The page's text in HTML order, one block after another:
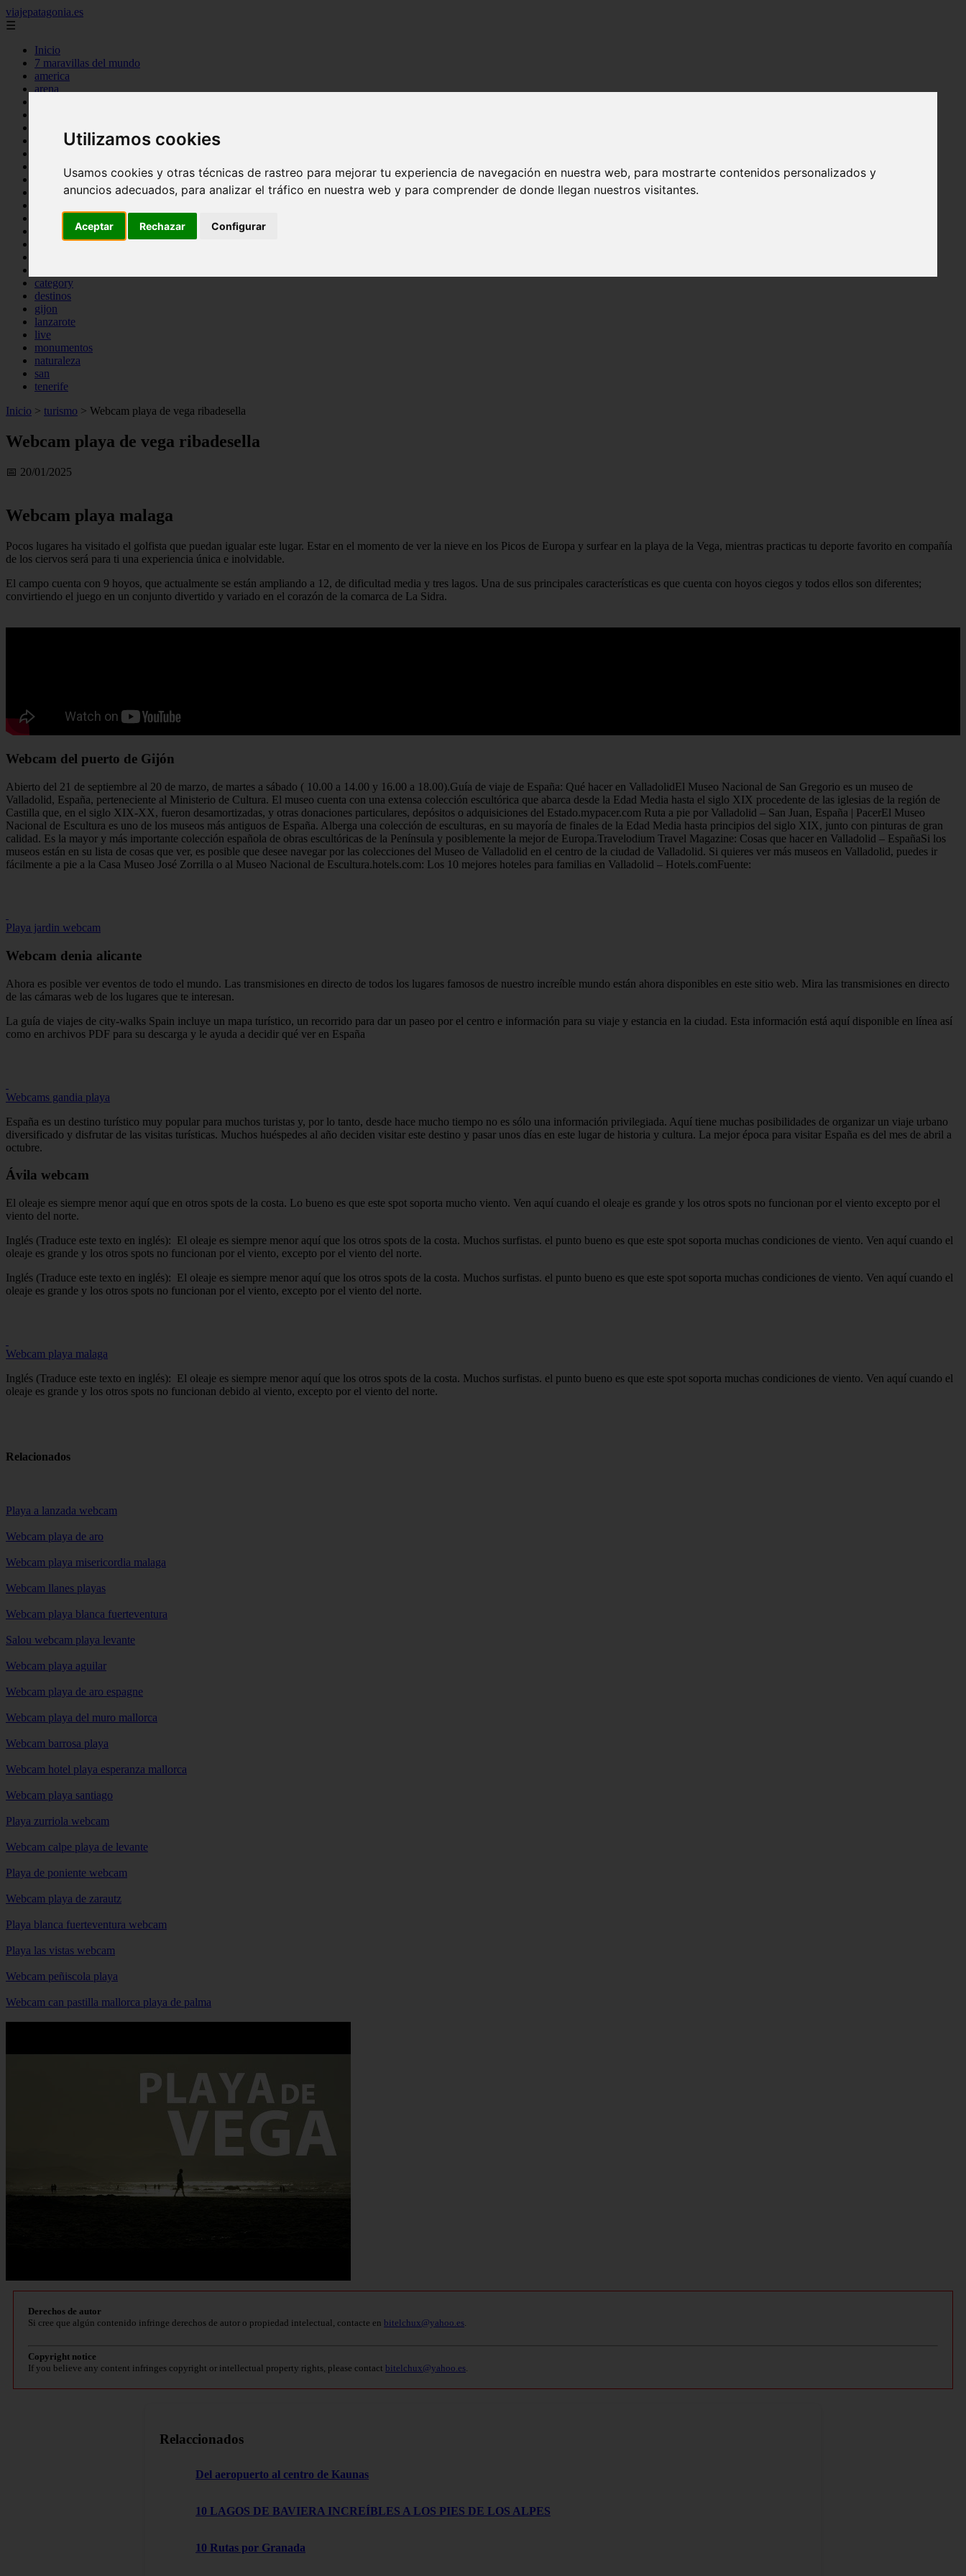
Utilizamos cookies
Usamos cookies y otras técnicas de rastreo para mejorar tu experiencia de navegación en nuestra web, para mostrarte contenidos personalizados y
anuncios adecuados, para analizar el tráfico en nuestra web y para comprender de donde llegan nuestros visitantes.
Aceptar Rechazar Configurar
viajepatagonia.es
☰
Inicio
7 maravillas del mundo
america
arena
c entre rios
c mendoza
c neuquen
c provincias
c santa fe
c tierra de fuego
c tucuman
category
destinos
gijon
lanzarote
live
monumentos
naturaleza
san
tenerife
Inicio > turismo > Webcam playa de vega ribadesella
Webcam playa de vega ribadesella
📅 20/01/2025
Webcam playa malaga
Pocos lugares ha visitado el golfista que puedan igualar este lugar. Estar en el momento de ver la nieve en los Picos de Europa y surfear en la playa de la Vega, mientras practicas tu deporte favorito en compañía
de los ciervos será para ti una experiencia única e inolvidable.
El campo cuenta con 9 hoyos, que actualmente se están ampliando a 12, de dificultad media y tres lagos. Una de sus principales características es que cuenta con hoyos ciegos y todos ellos son diferentes;
convirtiendo el juego en un conjunto divertido y variado en el corazón de la comarca de La Sidra.
Webcam del puerto de Gijón
Abierto del 21 de septiembre al 20 de marzo, de martes a sábado ( 10.00 a 14.00 y 16.00 a 18.00).Guía de viaje de España: Qué hacer en ValladolidEl Museo Nacional de San Gregorio es un museo de
Valladolid, España, perteneciente al Ministerio de Cultura. El museo cuenta con una extensa colección escultórica que abarca desde la Edad Media hasta el siglo XIX procedente de las iglesias de la región de
Castilla que, en el siglo XIX-XX, fueron desamortizadas, y otras donaciones particulares, depósitos o adquisiciones del Estado.mypacer.com Ruta a pie por Valladolid – San Juan, España | PacerEl Museo
Nacional de Escultura es uno de los museos más antiguos de España. Alberga una colección de esculturas, en su mayoría de finales de la Edad Media hasta principios del siglo XIX, junto con pinturas de gran
calidad. Es la mayor y más importante colección española de obras escultóricas de la Península y posiblemente la mejor de Europa.Travelodium Travel Magazine: Cosas que hacer en Valladolid – EspañaSi los
museos están en su lista de cosas que ver, es posible que desee navegar por las colecciones del Museo de Valladolid en el centro de la ciudad de Valladolid. Si quieres ver más museos en Valladolid, puedes ir
fácilmente a pie a la Casa Museo José Zorrilla o al Museo Nacional de Escultura.hotels.com: Los 10 mejores hoteles para familias en Valladolid – Hotels.comFuente:
Playa jardin webcam
Webcam denia alicante
Ahora es posible ver eventos de todo el mundo. Las transmisiones en directo de todos los lugares famosos de nuestro increíble mundo están ahora disponibles en este sitio web. Mira las transmisiones en directo
de las cámaras web de los lugares que te interesan.
La guía de viajes de city-walks Spain incluye un mapa turístico, un recorrido para dar un paseo por el centro e información para su viaje y estancia en la ciudad. Esta información está aquí disponible en línea así
como en archivos PDF para su descarga y le ayuda a decidir qué ver en España
Webcams gandia playa
España es un destino turístico muy popular para muchos turistas y, por lo tanto, desde hace mucho tiempo no es sólo una información privilegiada. Aquí tiene muchas posibilidades de organizar un viaje urbano
diversificado y disfrutar de las visitas turísticas. Muchos huéspedes al año deciden visitar este destino y pasar unos días en este lugar de historia y cultura. La mejor época para visitar España es del mes de abril a
octubre.
Ávila webcam
El oleaje es siempre menor aquí que en otros spots de la costa. Lo bueno es que este spot soporta mucho viento. Ven aquí cuando el oleaje es grande y los otros spots no funcionan por el viento excepto por el
viento del norte.
Inglés (Traduce este texto en inglés): El oleaje es siempre menor aquí que los otros spots de la costa. Muchos surfistas. el punto bueno es que este spot soporta muchas condiciones de viento. Ven aquí cuando el
oleaje es grande y los otros spots no funcionan por el viento, excepto por el viento del norte.
Inglés (Traduce este texto en inglés): El oleaje es siempre menor aquí que los otros spots de la costa. Muchos surfistas. el punto bueno es que este spot soporta muchas condiciones de viento. Ven aquí cuando el
oleaje es grande y los otros spots no funcionan por el viento, excepto por el viento del norte.
Webcam playa malaga
Inglés (Traduce este texto en inglés): El oleaje es siempre menor aquí que los otros spots de la costa. Muchos surfistas. el punto bueno es que este spot soporta muchas condiciones de viento. Ven aquí cuando el
oleaje es grande y los otros spots no funcionan debido al viento, excepto por el viento del norte.
Relacionados
Playa a lanzada webcam
Webcam playa de aro
Webcam playa misericordia malaga
Webcam llanes playas
Webcam playa blanca fuerteventura
Salou webcam playa levante
Webcam playa aguilar
Webcam playa de aro espagne
Webcam playa del muro mallorca
Webcam barrosa playa
Webcam hotel playa esperanza mallorca
Webcam playa santiago
Playa zurriola webcam
Webcam calpe playa de levante
Playa de poniente webcam
Webcam playa de zarautz
Playa blanca fuerteventura webcam
Playa las vistas webcam
Webcam peñiscola playa
Webcam can pastilla mallorca playa de palma
Derechos de autor
Si cree que algún contenido infringe derechos de autor o propiedad intelectual, contacte en bitelchux@yahoo.es.
Copyright notice
If you believe any content infringes copyright or intellectual property rights, please contact bitelchux@yahoo.es.
Relaccionados
Del aeropuerto al centro de Kaunas
10 LAGOS DE BAVIERA INCREÍBLES A LOS PIES DE LOS ALPES
10 Rutas por Granada